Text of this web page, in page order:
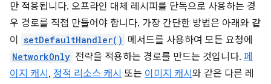
만 적용됩니다. 오프라인 대체 레시피를 단독으로 사용하는 경
우 경로를 직접 만들어야 합니다. 가장 간단한 방법은 아래와 같
이
setDefaultHandler() 메서드를 사용하여 모든 요청에
NetworkOnly 전략을 적용하는 경로를 만드는 것입니다. 페
이지 캐시 , 정적 리소스 캐시 또는 이미지 캐시 와 같은 다른 레